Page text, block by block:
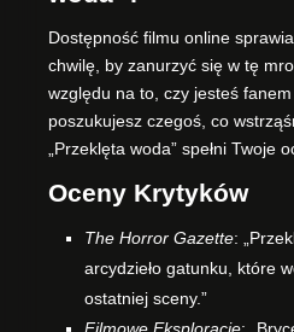
Dostępność filmu online
chwilę, by zanurzyć się w tę
względu na to, czy jesteś
poszukujesz czegoś, co
„Przeklęta woda” spełni Twoje
Oceny Krytyków
The Horror Gazette:
arcydzieło gatunku, które
ostatniej sceny.”